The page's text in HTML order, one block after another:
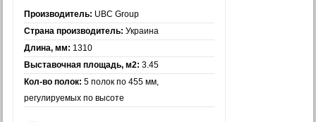
Производитель: UBC Group
Страна производитель: Украина
Длина, мм: 1310
Выставочная площадь, м2: 3.45
Кол-во полок: 5 полок по 455 мм,
регулируемых по высоте